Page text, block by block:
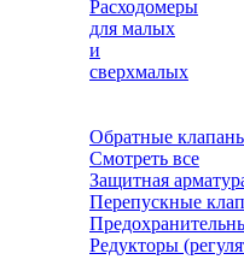
Расходомеры
для малых
и
сверхмалых
Обратные
Смотреть все
Защитная
Перепускные
Редукторы